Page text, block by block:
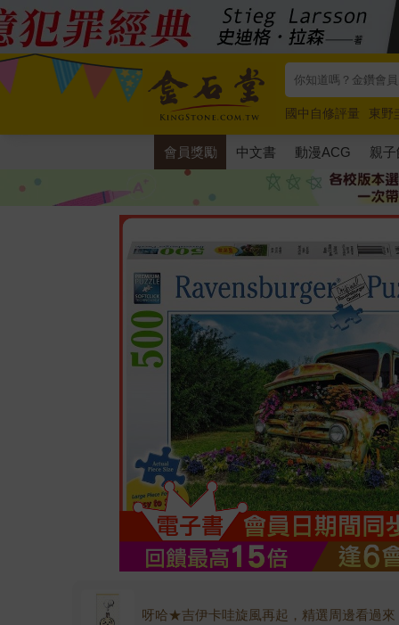
國中自修評量
東野
唯紅花綻放
奧德賽
會員獎勵 中文書 動漫ACG 親
呀哈★吉伊卡哇旋風再起，精選周邊看過來